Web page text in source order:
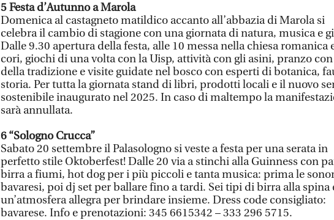
5 Festa d’Autunno a Marola
Domenica al castagneto matildico accanto all’abbazia di Marola si
celebra il cambio di stagione con una giornata di natura, musica e
Dalle 9.30 apertura della festa, alle 10 messa nella chiesa romanica
cori, giochi di una volta con la Uisp, attività con gli asini, pranzo
della tradizione e visite guidate nel bosco con esperti di botanica,
storia. Per tutta la giornata stand di libri, prodotti locali e il nuovo
sostenibile inaugurato nel 2025. In caso di maltempo la
sarà annullata.
6 “Sologno Crucca”
Sabato 20 settembre il Palasologno si veste a festa per una serata in
perfetto stile Oktoberfest! Dalle 20 via a stinchi alla Guinness con
birra a fiumi, hot dog per i più piccoli e tanta musica: prima le
bavaresi, poi dj set per ballare fino a tardi. Sei tipi di birra alla spina
un’atmosfera allegra per brindare insieme. Dress code consigliato:
bavarese. Info e prenotazioni: 345 6615342 – 333 296 5715.